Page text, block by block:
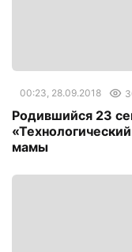
00:23, 28.09.2018
Родившийся 23
мамы